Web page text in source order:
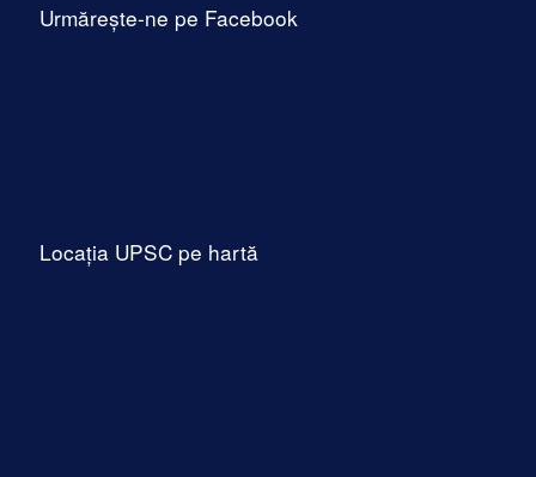
Urmărește-ne pe Facebook
Locația UPSC pe hartă